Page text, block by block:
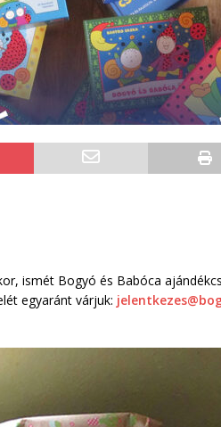
ismét Bogyó és Babóca
egyaránt várjuk: